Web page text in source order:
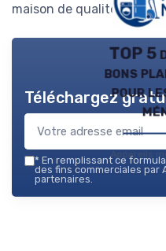
maison de qualité.
TOP 5
bons
pour
Appareils
Téléchargez
* En remplissant ce
des fins commerciales par
partenaires.